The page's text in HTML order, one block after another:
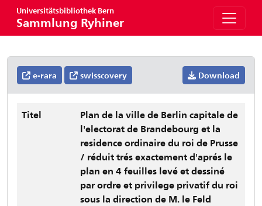
Universitätsbibliothek Bern
Sammlung Ryhiner
e-rara swisscovery Download
Titel
Plan de la ville de Berlin capitale de
l'electorat de Brandebourg et la
residence ordinaire du roi de Prusse
/ réduit trés exactement d'aprés le
plan en 4 feuilles levé et dessiné
par ordre et privilege privatif du roi
sous la direction de M. le Feld